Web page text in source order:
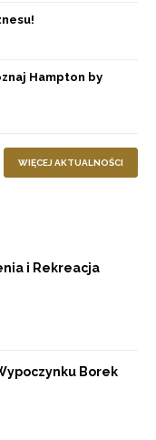
Hampton by
WIĘCEJ AKTUALNOŚCI
i Rekreacja
Borek